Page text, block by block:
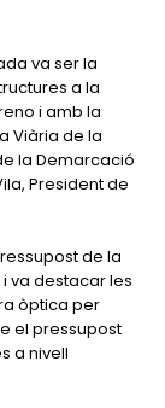
va ser la
a la
i amb la
Viària de la
la Demarcació
President de
de la
va destacar les
òptica per
el pressupost
a nivell